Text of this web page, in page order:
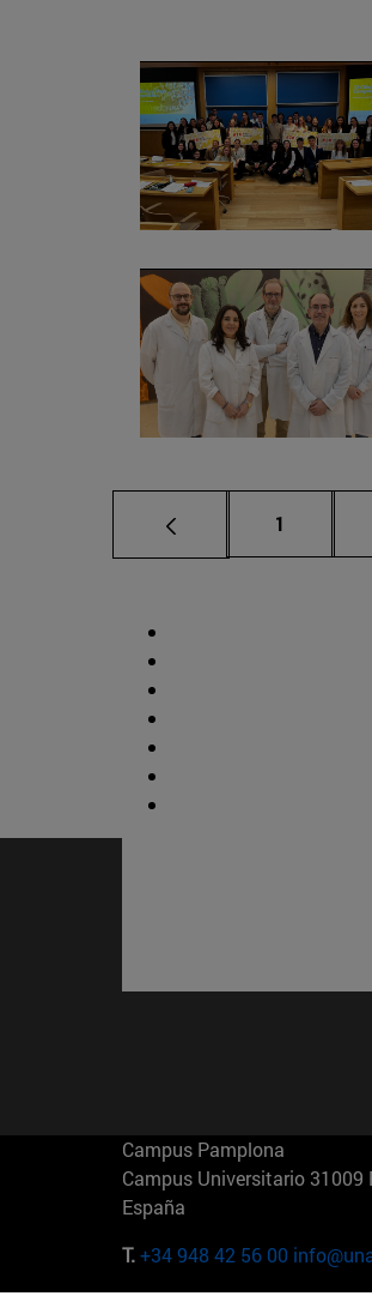
Página
1
Campus Pamplona
Campus Universitario 31009
España
T.+34 948 42 56 00